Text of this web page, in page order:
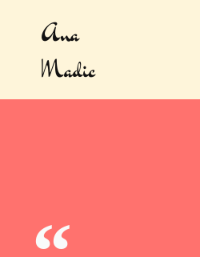
Ana
Madic